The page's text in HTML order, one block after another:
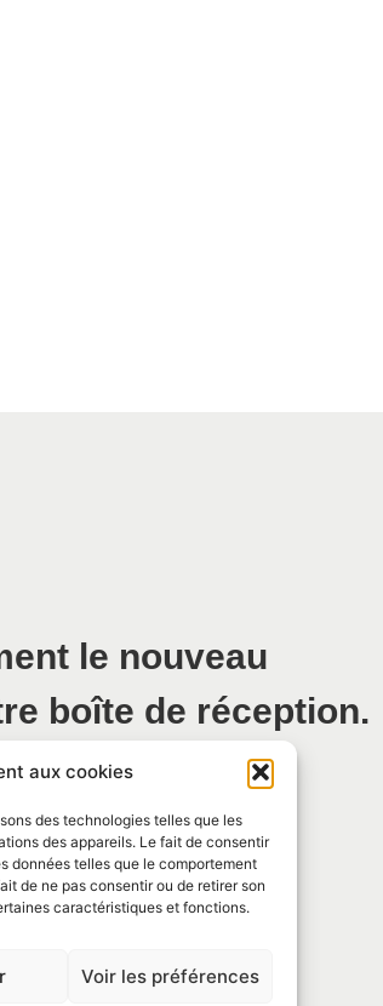
aux cookies
des technologies telles que les
des appareils. Le fait de consentir
données telles que le comportement
de ne pas consentir ou de retirer son
caractéristiques et fonctions.
Voir les préférences
le nouveau
boîte de réception.